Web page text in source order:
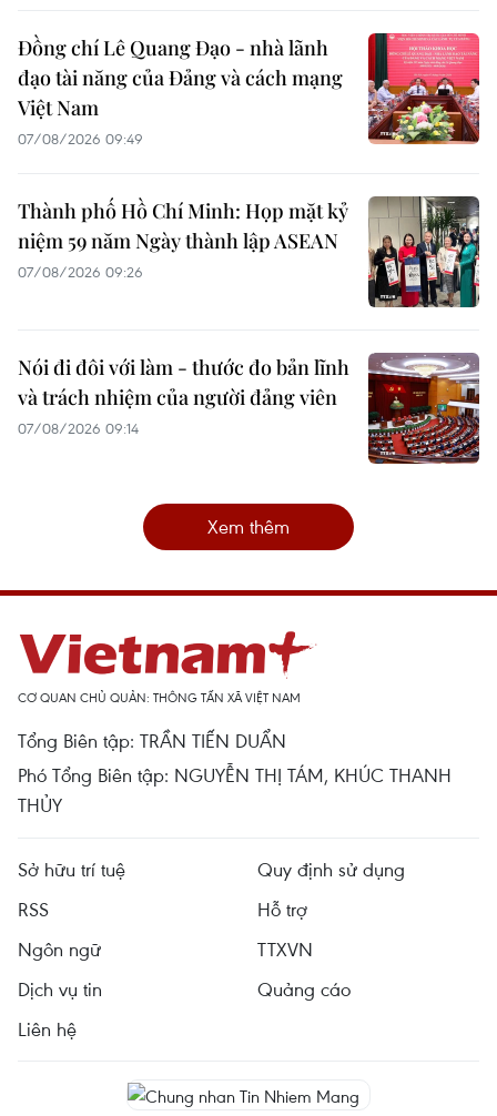
Đồng chí Lê Quang Đạo - nhà lãnh
đạo tài năng của Đảng và cách mạng
Việt Nam
07/08/2026 09:49
Thành phố Hồ Chí Minh: Họp mặt kỷ
niệm 59 năm Ngày thành lập ASEAN
07/08/2026 09:26
Nói đi đôi với làm - thước đo bản lĩnh
và trách nhiệm của người đảng viên
07/08/2026 09:14
Xem thêm
CƠ QUAN CHỦ QUẢN: THÔNG TẤN XÃ VIỆT NAM
Tổng Biên tập: TRẦN TIẾN DUẨN
Phó Tổng Biên tập: NGUYỄN THỊ TÁM, KHÚC THANH
THỦY
Sở hữu trí tuệ
Quy định sử dụng
RSS
Hỗ trợ
Ngôn ngữ
TTXVN
Dịch vụ tin
Quảng cáo
Liên hệ